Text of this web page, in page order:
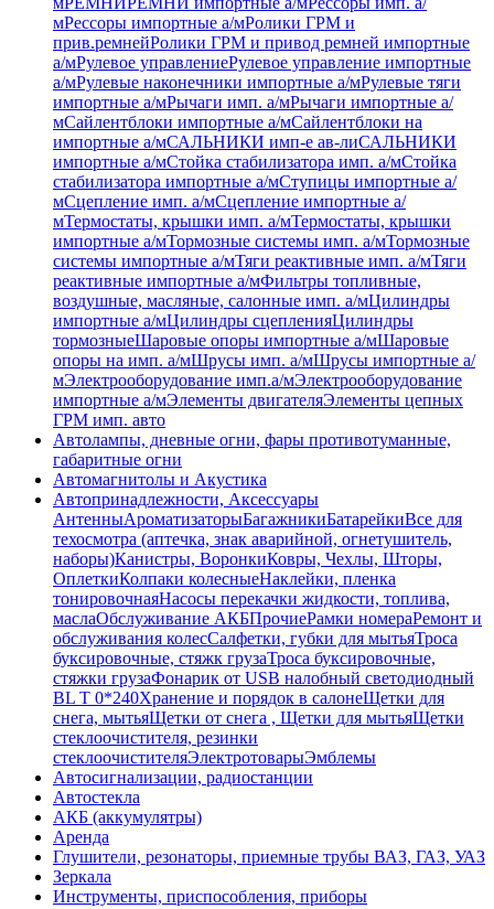
мРессоры импортные а/мРолики ГРМ и
прив.ремнейРолики ГРМ и привод ремней импортные
а/мРулевое управлениеРулевое управление импортные
а/мРулевые наконечники импортные а/мРулевые тяги
импортные а/мРычаги имп. а/мРычаги импортные а/
мСайлентблоки импортные а/мСайлентблоки на
импортные а/мСАЛЬНИКИ имп-е ав-лиСАЛЬНИКИ
импортные а/мСтойка стабилизатора имп. а/мСтойка
стабилизатора импортные а/мСтупицы импортные а/
мСцепление имп. а/мСцепление импортные а/
мТермостаты, крышки имп. а/мТермостаты, крышки
импортные а/мТормозные системы имп. а/мТормозные
системы импортные а/мТяги реактивные имп. а/мТяги
реактивные импортные а/мФильтры топливные,
воздушные, масляные, салонные имп. а/мЦилиндры
импортные а/мЦилиндры сцепленияЦилиндры
тормозныеШаровые опоры импортные а/мШаровые
опоры на имп. а/мШрусы имп. а/мШрусы импортные а/
мЭлектрооборудование имп.а/мЭлектрооборудование
импортные а/мЭлементы двигателяЭлементы цепных
ГРМ имп. авто
Автолампы, дневные огни, фары противотуманные,
габаритные огни
Автомагнитолы и Акустика
Автопринадлежности, Аксессуары
АнтенныАроматизаторыБагажникиБатарейкиВсе для
техосмотра (аптечка, знак аварийной, огнетушитель,
наборы)Канистры, ВоронкиКовры, Чехлы, Шторы,
ОплеткиКолпаки колесныеНаклейки, пленка
тонировочнаяНасосы перекачки жидкости, топлива,
маслаОбслуживание АКБПрочиеРамки номераРемонт и
обслуживания колесСалфетки, губки для мытьяТроса
буксировочные, стяжк грузаТроса буксировочные,
стяжки грузаФонарик от USB налобный светодиодный
BL T 0*240Хранение и порядок в салонеЩетки для
снега, мытьяЩетки от снега , Щетки для мытьяЩетки
стеклоочистителя, резинки
стеклоочистителяЭлектротоварыЭмблемы
Автосигнализации, радиостанции
Автостекла
АКБ (аккумулятры)
Аренда
Глушители, резонаторы, приемные трубы ВАЗ, ГАЗ, УАЗ
Зеркала
Инструменты, приспособления, приборы